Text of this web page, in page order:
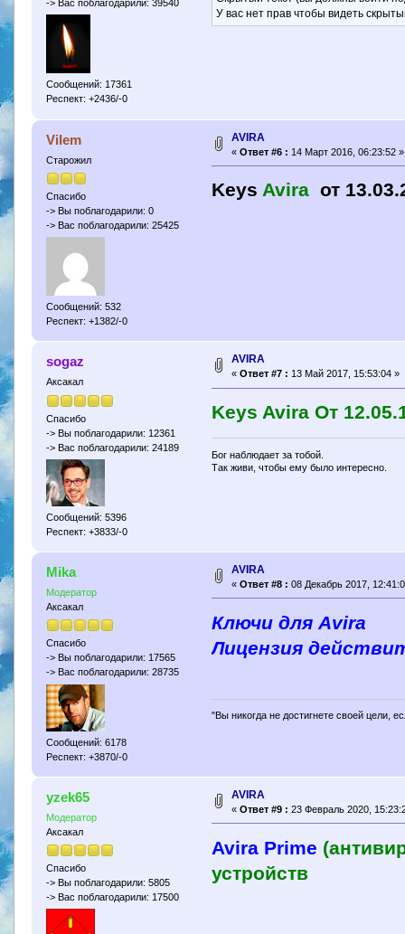
-> Вас поблагодарили: 39540
Сообщений: 17361
Респект: +2436/-0
У вас нет прав чтобы видеть
Vilem
Старожил
Спасибо
-> Вы поблагодарили: 0
-> Вас поблагодарили: 25425
Сообщений: 532
Респект: +1382/-0
AVIRA
« Ответ #6 : 14 Март 2016, 06:23:52 »
KeysAvira от
sogaz
Аксакал
Спасибо
-> Вы поблагодарили: 12361
-> Вас поблагодарили: 24189
Сообщений: 5396
Респект: +3833/-0
AVIRA
« Ответ #7 : 13 Май 2017, 15:53:04 »
Keys Avira От
Бог наблюдает за тобой.
Так живи, чтобы ему было интересно.
Mika
Модератор
Аксакал
Спасибо
-> Вы поблагодарили: 17565
-> Вас поблагодарили: 28735
Сообщений: 6178
Респект: +3870/-0
AVIRA
« Ответ #8 : 08 Декабрь 2017,
Ключи для Avira
Лицензия
"Вы никогда не достигнете своей цели,
yzek65
Модератор
Аксакал
Спасибо
-> Вы поблагодарили: 5805
-> Вас поблагодарили: 17500
AVIRA
« Ответ #9 : 23 Февраль 2020,
Avira Prime
устройств